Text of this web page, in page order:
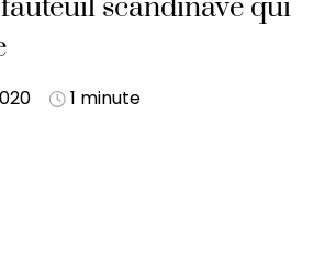
scandinave qui
1 minute